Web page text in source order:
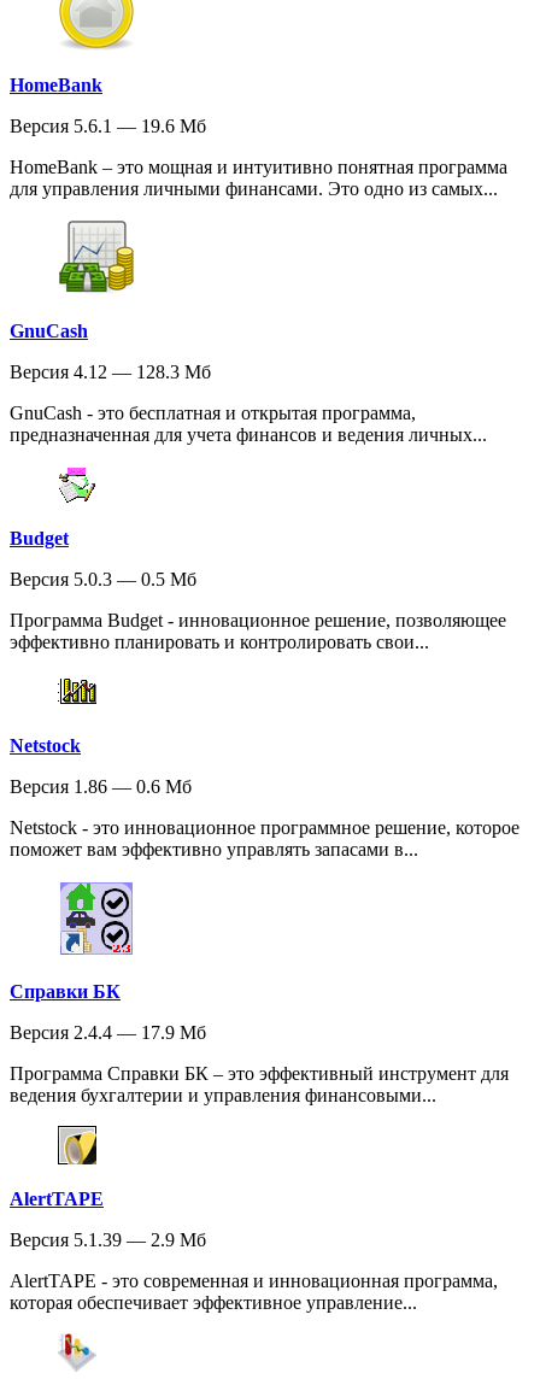
HomeBank
Версия 5.6.1 — 19.6 Мб
HomeBank – это мощная и интуитивно понятная программа
для управления личными финансами. Это одно из самых...
GnuCash
Версия 4.12 — 128.3 Мб
GnuCash - это бесплатная и открытая программа,
предназначенная для учета финансов и ведения личных...
Budget
Версия 5.0.3 — 0.5 Мб
Программа Budget - инновационное решение, позволяющее
эффективно планировать и контролировать свои...
Netstock
Версия 1.86 — 0.6 Мб
Netstock - это инновационное программное решение, которое
поможет вам эффективно управлять запасами в...
Справки БК
Версия 2.4.4 — 17.9 Мб
Программа Справки БК – это эффективный инструмент для
ведения бухгалтерии и управления финансовыми...
AlertTAPE
Версия 5.1.39 — 2.9 Мб
AlertTAPE - это современная и инновационная программа,
которая обеспечивает эффективное управление...